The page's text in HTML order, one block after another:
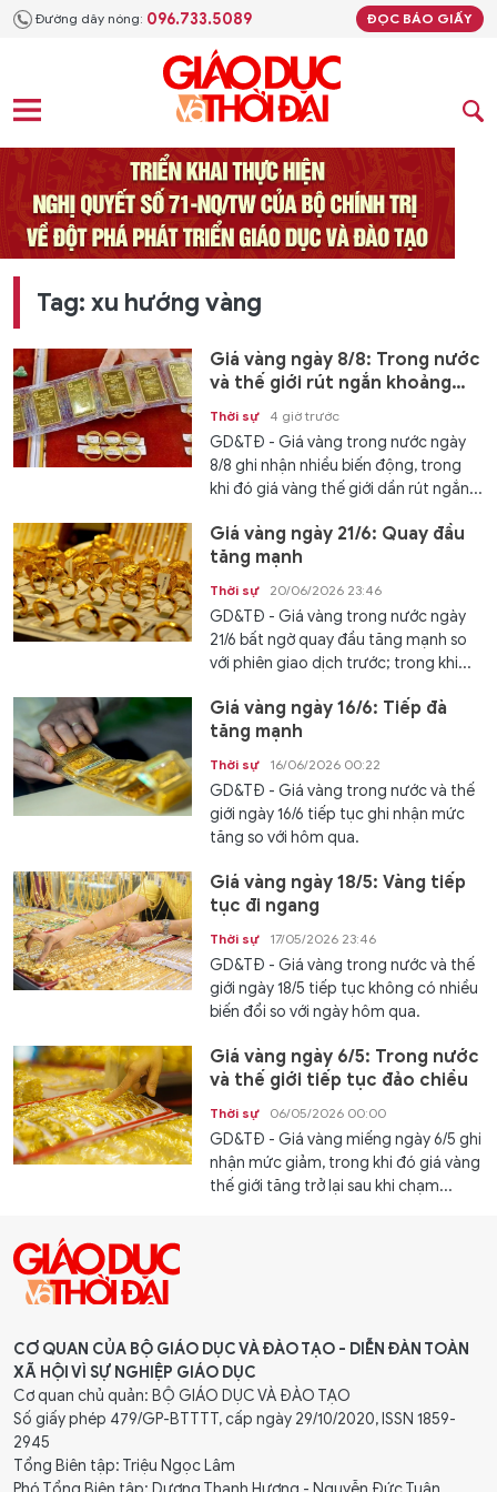
Đường dây nóng: 096.733.5089 ĐỌC BÁO GIẤY
Tag: xu hướng vàng
Giá vàng ngày 8/8: Trong nước
và thế giới rút ngắn khoảng
cách
Thời sự 4 giờ trước
GD&TĐ - Giá vàng trong nước ngày
8/8 ghi nhận nhiều biến động, trong
khi đó giá vàng thế giới dần rút ngắn...
Giá vàng ngày 21/6: Quay đầu
tăng mạnh
Thời sự 20/06/2026 23:46
GD&TĐ - Giá vàng trong nước ngày
21/6 bất ngờ quay đầu tăng mạnh so
với phiên giao dịch trước; trong khi...
Giá vàng ngày 16/6: Tiếp đà
tăng mạnh
Thời sự 16/06/2026 00:22
GD&TĐ - Giá vàng trong nước và thế
giới ngày 16/6 tiếp tục ghi nhận mức
tăng so với hôm qua.
Giá vàng ngày 18/5: Vàng tiếp
tục đi ngang
Thời sự 17/05/2026 23:46
GD&TĐ - Giá vàng trong nước và thế
giới ngày 18/5 tiếp tục không có nhiều
biến đổi so với ngày hôm qua.
Giá vàng ngày 6/5: Trong nước
và thế giới tiếp tục đảo chiều
Thời sự 06/05/2026 00:00
GD&TĐ - Giá vàng miếng ngày 6/5 ghi
nhận mức giảm, trong khi đó giá vàng
thế giới tăng trở lại sau khi chạm...
CƠ QUAN CỦA BỘ GIÁO DỤC VÀ ĐÀO TẠO - DIỄN ĐÀN TOÀN
XÃ HỘI VÌ SỰ NGHIỆP GIÁO DỤC
Cơ quan chủ quản: BỘ GIÁO DỤC VÀ ĐÀO TẠO
Số giấy phép 479/GP-BTTTT, cấp ngày 29/10/2020, ISSN 1859-
2945
Tổng Biên tập: Triệu Ngọc Lâm